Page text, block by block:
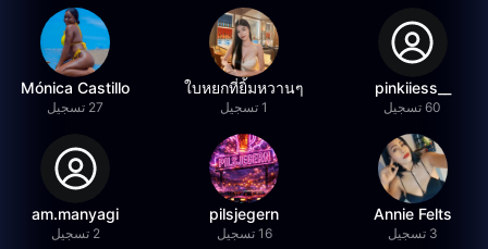
60 تسجيل
ใบหยกที่ยิ้มหวานๆ
1 تسجيل
Mónica Castillo
27 تسجيل
Annie Felts
3 تسجيل
pilsjegern
16 تسجيل
am.manyagi
2 تسجيل